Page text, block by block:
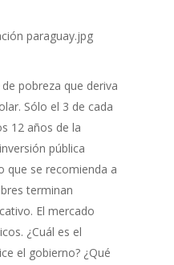
pobreza que deriva
Sólo el 3 de cada
12 años de la
pública
que se recomienda a
terminan
El mercado
¿Cuál es el
el gobierno? ¿Qué